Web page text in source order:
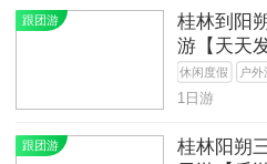
跟团游
桂林到阳
游【天天
休闲度假 户外
1日游
跟团游
桂林阳朔